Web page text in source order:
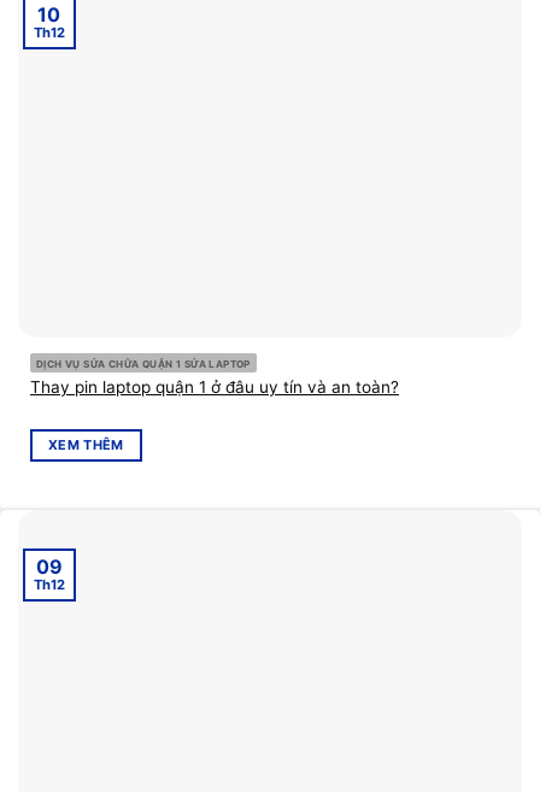
DỊCH VỤ SỬA CHỮA QUẬN 1 SỬA LAPTOP
Thay pin laptop quận 1 ở đâu uy tín và an toàn?
XEM THÊM
10
Th12
09
Th12